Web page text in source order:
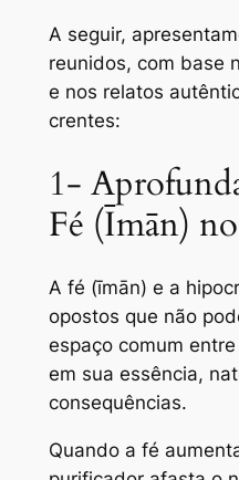
A seguir,
reunidos, com base
e nos relatos
crentes:
1-
Fé (Īmān)
A fé (īmān) e a
opostos que não
espaço comum
em sua essência,
consequências.
Quando a fé